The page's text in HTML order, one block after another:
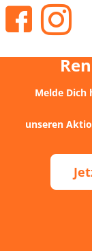
Melde Dich
unseren